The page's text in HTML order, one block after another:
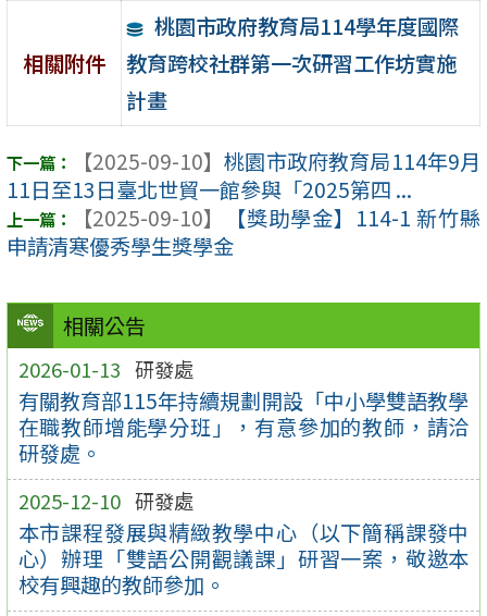
相關公告
2026-01-13 研發處
有關教育部115年持續規劃開設「中小學雙語教學
在職教師增能學分班」，有意參加的教師，請洽
研發處。
2025-12-10 研發處
本市課程發展與精緻教學中心（以下簡稱課發中
心）辦理「雙語公開觀議課」研習一案，敬邀本
校有興趣的教師參加。
相關附件
桃園市政府教育局114學年度國際
教育跨校社群第一次研習工作坊實施
計畫
【2025-09-10】 桃園市政府教育局114年9月
11日至13日臺北世貿一館參與「2025第四 ...
【2025-09-10】
【獎助學金】114-1 新竹縣
申請清寒優秀學生獎學金